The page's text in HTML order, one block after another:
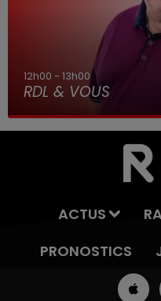
12h00 - 13h00
RDL & VOUS
ACTUS
PRONOSTICS